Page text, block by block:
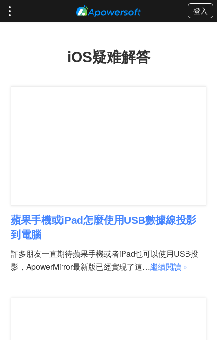
登入
iOS疑难解答
蘋果手機或iPad怎麼使用USB數據線投影
到電腦
許多朋友一直期待蘋果手機或者iPad也可以使用USB投
影，ApowerMirror最新版已經實現了這…繼續閱讀 »